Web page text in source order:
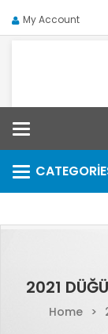
My Account
2021
Home >